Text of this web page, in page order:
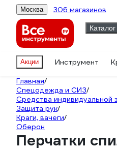
Москва 306 магазинов
Каталог
Акции Инструмент
Главная/
Спецодежда и СИЗ/
Средства индивидуальной
Защита рук/
Краги, вачеги/
Оберон
Перчатки